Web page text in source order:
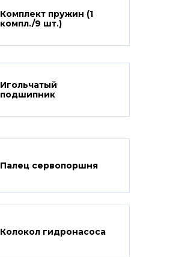
Комплект пружин (1
компл./9 шт.)
Игольчатый
подшипник
Палец сервопоршня
Колокол гидронасоса